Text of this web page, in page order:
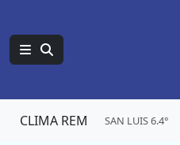
CLIMA REM SAN LUIS 6.4°